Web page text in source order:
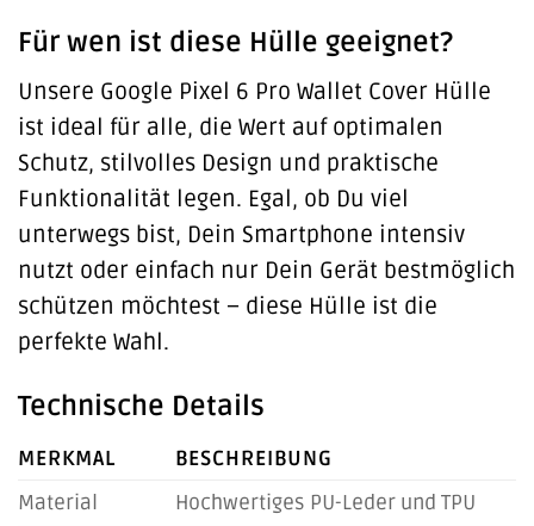
Für wen ist diese Hülle geeignet?
Unsere Google Pixel 6 Pro Wallet Cover Hülle
ist ideal für alle, die Wert auf optimalen
Schutz, stilvolles Design und praktische
Funktionalität legen. Egal, ob Du viel
unterwegs bist, Dein Smartphone intensiv
nutzt oder einfach nur Dein Gerät bestmöglich
schützen möchtest – diese Hülle ist die
perfekte Wahl.
Technische Details
MERKMAL
BESCHREIBUNG
Material
Hochwertiges PU-Leder und TPU